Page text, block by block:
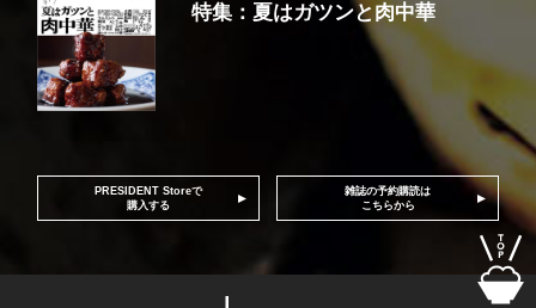
特集：夏はガツンと肉中華
PRESIDENT Storeで
購入する
雑誌の予約購読は
こちらから